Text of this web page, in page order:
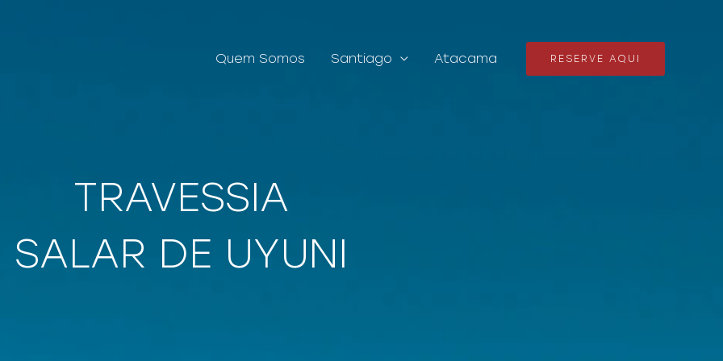
Quem Somos Santiago Atacama RESERVE AQUI
TRAVESSIA
SALAR DE UYUNI